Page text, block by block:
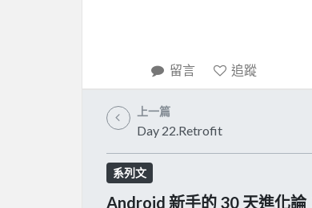
留言 追蹤
上一篇
Day 22.Retrofit
系列文
Android 新手的 30 天進化